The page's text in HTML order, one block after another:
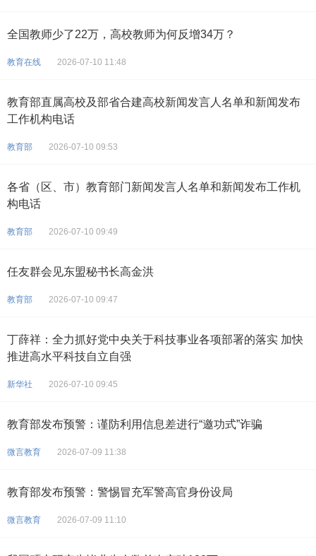
全国教师少了22万，高校教师为何反增34万？
教育在线 2026-07-10 11:48
教育部直属高校及部省合建高校新闻发言人名单和新闻发布
工作机构电话
教育部 2026-07-10 09:53
各省（区、市）教育部门新闻发言人名单和新闻发布工作机
构电话
教育部 2026-07-10 09:49
任友群会见东盟秘书长高金洪
教育部 2026-07-10 09:47
丁薛祥：全力抓好党中央关于科技事业各项部署的落实 加快
推进高水平科技自立自强
新华社 2026-07-10 09:45
教育部发布预警：谨防利用信息差进行“邀功式”诈骗
微言教育 2026-07-09 11:38
教育部发布预警：警惕冒充军警高官身份设局
微言教育 2026-07-09 11:10